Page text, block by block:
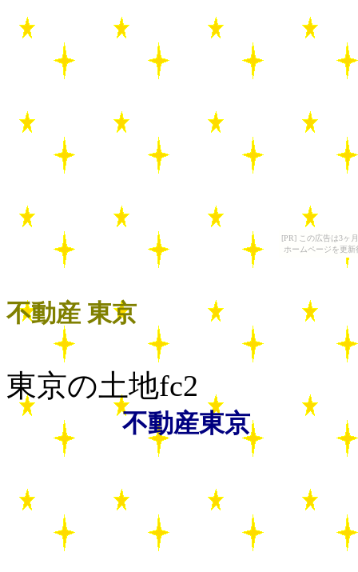
[PR] この広告は3ヶ
ホームページを更
不動産 東京
東京の土地fc2
不動産東京